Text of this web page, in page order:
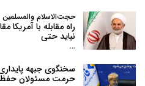
حجت‌الاسلام
راه مقابله با
نباید حتی
…
سخنگوی جبهه
حرمت مسئولان